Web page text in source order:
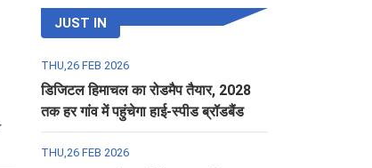
JUST IN
THU,26 FEB 2026
डिजिटल हिमाचल का रोडमैप तैयार, 2028
तक हर गांव में पहुंचेगा हाई-स्पीड ब्रॉडबैंड
THU,26 FEB 2026